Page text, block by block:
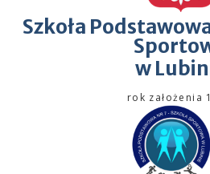
Szkoła
w
rok założenia